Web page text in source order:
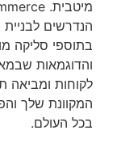
הנדרשים
בתוספי סליקה
והדוגמאות
לקוחות ומביאה
המקוונת שלך
בכל העולם.